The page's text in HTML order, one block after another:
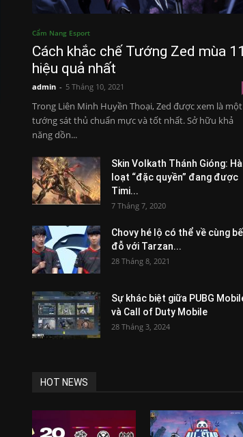
Cẩm Nang Esport
Cách khắc chế Tướng Zed mùa 11
hiệu quả nhất
admin - 5 Tháng 10, 2021
Trong Liên Minh Huyền Thoại, Zed được xem là
tướng sát thủ chuẩn mực và tốt nhất. Sở hữu khả
năng dồn...
Skin Volkath Thánh Gióng:
loạt “đặc quyền” đang được
Timi...
7 Tháng 7, 2020
Chovy hé lộ có thể về cùng
đỗ với Tarzan...
28 Tháng 8, 2021
Sự khác biệt giữa PUBG
và Call of Duty Mobile
28 Tháng 3, 2024
HOT NEWS